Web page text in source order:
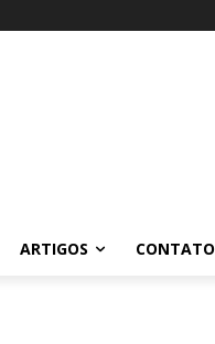
ARTIGOS CONTATO